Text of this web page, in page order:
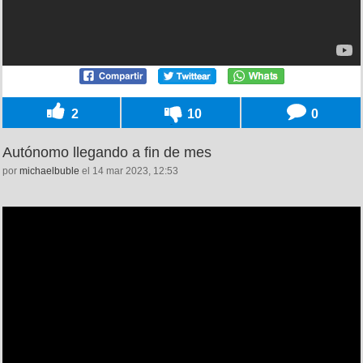
2 10 0
Autónomo llegando a fin de mes
por michaelbuble el 14 mar 2023, 12:53